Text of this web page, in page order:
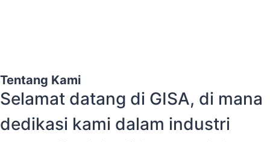
Tentang Kami
Selamat datang di GISA, di mana
dedikasi kami dalam industri